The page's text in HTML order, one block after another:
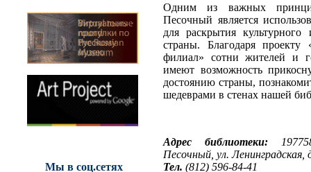
Мы в соц.сетях
Одним из важных
Песочный является
для раскрытия
страны. Благодаря проекту
филиал» сотни жителей и
имеют возможность
достоянию страны,
шедеврами в стенах нашей
Адрес библиотеки:
Песочный, ул. Ленинградская,
Тел. (812) 596-84-41